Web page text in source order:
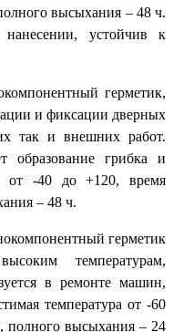
высыхания – 48 ч.
устойчив к
герметик,
и фиксации дверных
так и внешних работ.
образование грибка и
от -40 до +120, время
– 48 ч.
герметик
температурам,
в ремонте машин,
температура от -60
полного высыхания – 24